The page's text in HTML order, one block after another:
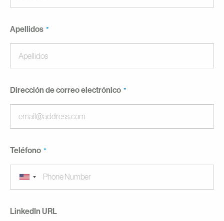
Apellidos
Dirección de correo electrónico
Teléfono
LinkedIn URL